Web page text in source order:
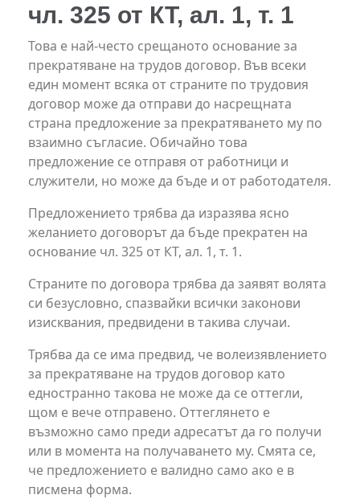
чл. 325 от КТ, ал. 1, т. 1
Това е най-често срещаното основание за
прекратяване на трудов договор. Във всеки
един момент всяка от страните по трудовия
договор може да отправи до насрещната
страна предложение за прекратяването му по
взаимно съгласие. Обичайно това
предложение се отправя от работници и
служители, но може да бъде и от работодателя.
Предложението трябва да изразява ясно
желанието договорът да бъде прекратен на
основание чл. 325 от КТ, ал. 1, т. 1.
Страните по договора трябва да заявят волята
си безусловно, спазвайки всички законови
изисквания, предвидени в такива случаи.
Трябва да се има предвид, че волеизявлението
за прекратяване на трудов договор като
едностранно такова не може да се оттегли,
щом е вече отправено. Оттеглянето е
възможно само преди адресатът да го получи
или в момента на получаването му. Смята се,
че предложението е валидно само ако е в
писмена форма.